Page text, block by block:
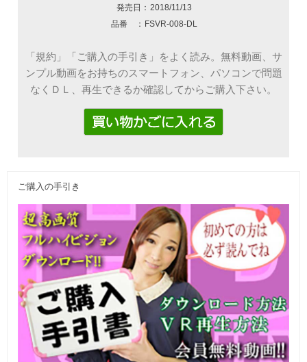
発売日： 2018/11/13
品番 ： FSVR-008-DL
「規約」「ご購入の手引き」をよく読み。無料動画、サ
ンプル動画をお持ちのスマートフォン、パソコンで問題
なくＤＬ、再生できるか確認してからご購入下さい。
ご購入の手引き